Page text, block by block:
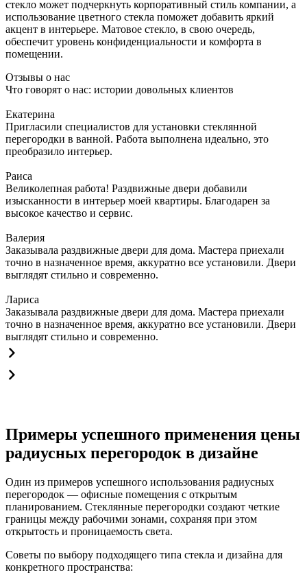
стекло может подчеркнуть корпоративный стиль компании, а
использование цветного стекла поможет добавить яркий
акцент в интерьере. Матовое стекло, в свою очередь,
обеспечит уровень конфиденциальности и комфорта в
помещении.
Отзывы о нас
Что говорят о нас: истории довольных клиентов
Екатерина
Пригласили специалистов для установки стеклянной
перегородки в ванной. Работа выполнена идеально, это
преобразило интерьер.
Раиса
Великолепная работа! Раздвижные двери добавили
изысканности в интерьер моей квартиры. Благодарен за
высокое качество и сервис.
Валерия
Заказывала раздвижные двери для дома. Мастера приехали
точно в назначенное время, аккуратно все установили. Двери
выглядят стильно и современно.
Лариса
Заказывала раздвижные двери для дома. Мастера приехали
точно в назначенное время, аккуратно все установили. Двери
выглядят стильно и современно.
Примеры успешного применения цены
радиусных перегородок в дизайне
Один из примеров успешного использования радиусных
перегородок — офисные помещения с открытым
планированием. Стеклянные перегородки создают четкие
границы между рабочими зонами, сохраняя при этом
открытость и проницаемость света.
Советы по выбору подходящего типа стекла и дизайна для
конкретного пространства: